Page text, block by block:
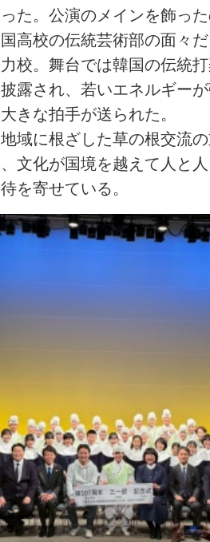
た。公演のメインを飾っ
高校の伝統芸術部の面々
校。舞台では韓国の伝統
露され、若いエネルギー
きな拍手が送られた。
域に根ざした草の根交流
文化が国境を越えて人と
を寄せている。